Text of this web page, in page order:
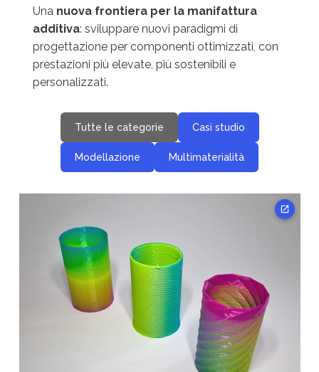
Una nuova frontiera per la manifattura
additiva: sviluppare nuovi paradigmi di
progettazione per componenti ottimizzati, con
prestazioni più elevate, più sostenibili e
personalizzati.
Tutte le categorie Casi studio
Modellazione Multimaterialità